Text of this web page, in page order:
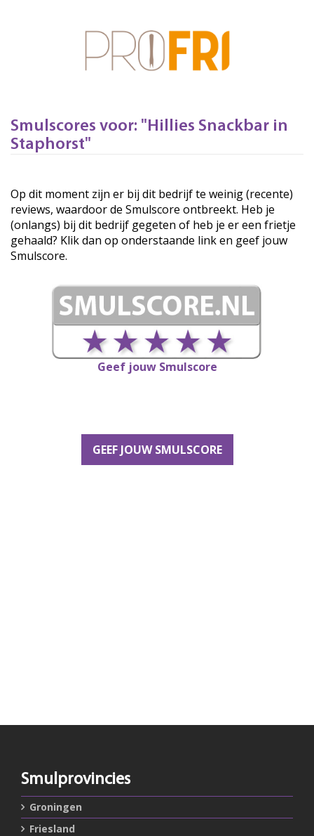
Smulscores voor: "Hillies Snackbar in
Staphorst"
Op dit moment zijn er bij dit bedrijf te weinig (recente)
reviews, waardoor de Smulscore ontbreekt. Heb je
(onlangs) bij dit bedrijf gegeten of heb je er een frietje
gehaald? Klik dan op onderstaande link en geef jouw
Smulscore.
Geef jouw Smulscore
GEEF JOUW SMULSCORE
Smulprovincies
Groningen
Friesland